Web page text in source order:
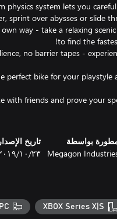
physics system lets you
own way - take a relaxing
no barrier tapes -
perfect bike for your
with friends and prove your
بواسطة
Megagon
تاريخ الإصدار
٢٣‏/١٠‏/٢٠١٩
XBOX Series X|S
PC